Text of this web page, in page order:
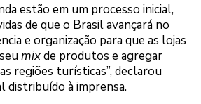
estão em um processo inicial,
de que o Brasil avançará no
e organização para que as lojas
mixde produtos e agregar
regiões turísticas”, declarou
distribuído à imprensa.